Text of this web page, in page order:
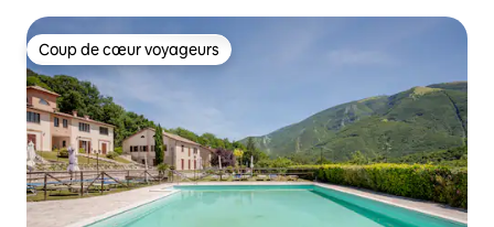
Coup de cœur voyageurs
Coup de cœur voyageurs